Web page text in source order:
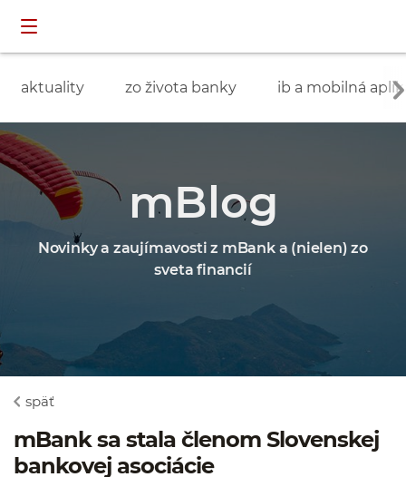
aktuality zo života banky ib a mobilná
mBlog
Novinky a zaujímavosti z mBank a (nielen) zo
sveta financií
späť
mBank sa stala členom Slovenskej
bankovej asociácie